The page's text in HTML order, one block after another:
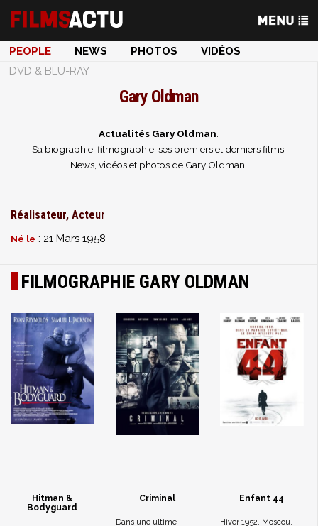
PEOPLE NEWS PHOTOS
VIDÉOS
DVD & BLU-RAY
Gary Oldman
Actualités Gary Oldman
Sa biographie, filmographie, ses premiers et derniers films.
News, vidéos et photos de Gary Oldman.
Réalisateur, Acteur
Né le : 21 Mars 1958
FILMOGRAPHIE GARY OLDMAN
Hitman &
Bodyguard
Criminal
Dans une ultime
Enfant 44
Hiver 1952, Moscou.